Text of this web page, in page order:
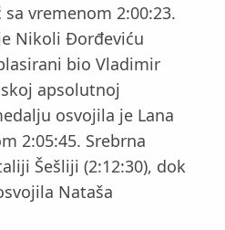
vremenom 2:00:23.
Nikoli Đorđeviću
bio Vladimir
apsolutnoj
osvojila je Lana
2:05:45. Srebrna
Šešliji (2:12:30), dok
Nataša